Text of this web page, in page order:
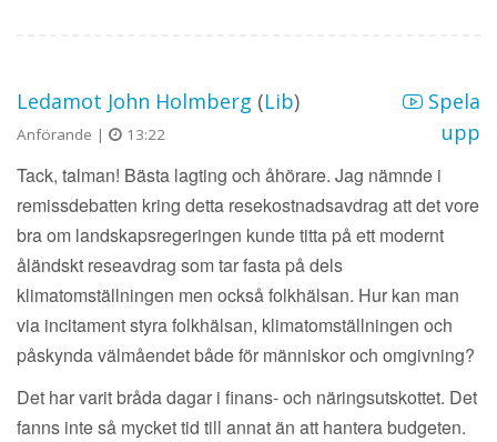
Ledamot John Holmberg (Lib)
Anförande | 13:22
Spela
upp
Tack, talman! Bästa lagting och åhörare. Jag nämnde i
remissdebatten kring detta resekostnadsavdrag att det vore
bra om landskapsregeringen kunde titta på ett modernt
åländskt reseavdrag som tar fasta på dels
klimatomställningen men också folkhälsan. Hur kan man
via incitament styra folkhälsan, klimatomställningen och
påskynda välmåendet både för människor och omgivning?
Det har varit bråda dagar i finans- och näringsutskottet. Det
fanns inte så mycket tid till annat än att hantera budgeten.